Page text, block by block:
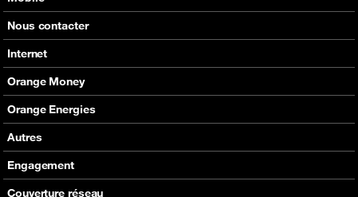
Nos offres
Nos produits
Assistance
Nous contacter
Tous les contacts
En boutique
Internet
Nos offres
Nos produits
Assistance
Orange Money
Carte Visa Orange Money
Devenir partenaire Orange Money
Assistance
Orange Energies
Offres
Autres
SVA
Max it
Engagement
RSE
Couverture réseau